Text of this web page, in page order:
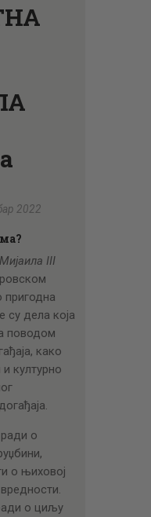
2022
III
пригодна
су дела која
поводом
како
културно
о
о њиховој
о циљу